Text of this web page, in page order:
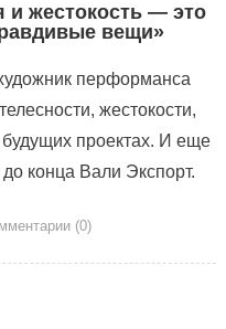
и жестокость — это
вещи»
перформанса
жестокости,
проектах. И еще
конца Вали Экспорт.
(0)